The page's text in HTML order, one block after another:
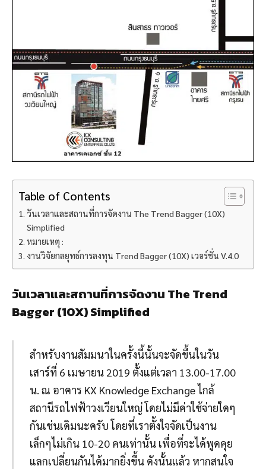
Table of Contents
วันเวลาและสถานที่การจัดงาน The Trend Bagger (10X)
Simplified
หมายเหตุ :
งานวิจัยกลยุทธ์การลงทุน Trend Bagger (10X) เวอร์ชั่น V.4.0
วันเวลาและสถานที่การจัดงาน The Trend
Bagger (10X) Simplified
สำหรับงานสัมมนาในครั้งนี้นั้นจะจัดขึ้นในวัน
เสาร์ที่ 6 เมษายน 2019 ตั้งแต่เวลา 13.00-17.00
น. ณ อาคาร KX Knowledge Exchange ไกล้
สถานีรถไฟฟ้าวงเวียนใหญ่ โดยไม่มีค่าใช้จ่ายใดๆ
กันเช่นเดิมนะครับ โดยที่เราตั้งใจจัดเป็นงาน
เล็กๆไม่เกิน 10-20 คนเท่านั้น เพื่อที่จะได้พูดคุย
แลกเปลี่ยนกันได้มากยิ่งขึ้น ดังนั้นแล้ว หากสนใจ